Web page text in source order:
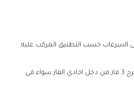
السرعات حسب التطبيق المركب عليه
إمكانية الحصول علي خرج 3 فاز من دخل احادي الفاز سواء في